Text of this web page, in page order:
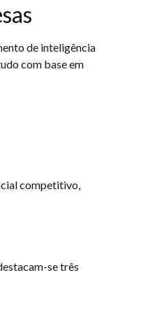
de inteligência
com base em
competitivo,
se três